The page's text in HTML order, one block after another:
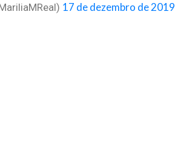
17 de dezembro de 2019